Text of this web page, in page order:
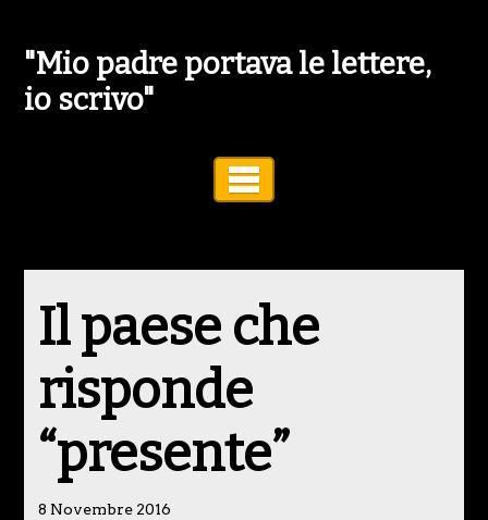
"Mio padre portava le lettere,
io scrivo"
Il paese che
risponde
“presente”
8 Novembre 2016